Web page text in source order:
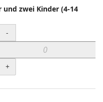
und zwei Kinder (4-14
Menge
-
+